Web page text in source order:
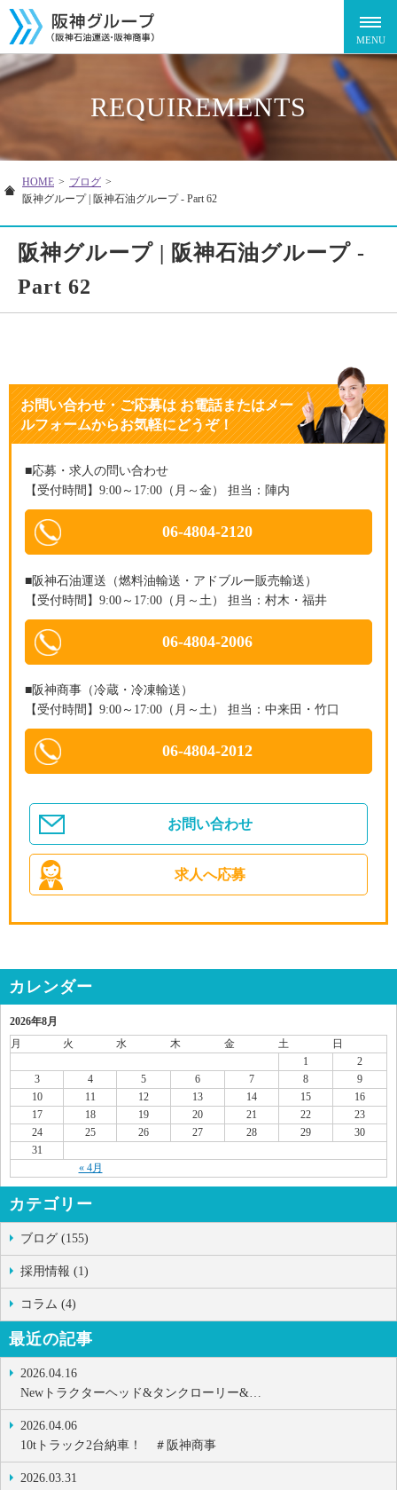
REQUIREMENTS
HOME > ブログ >
阪神グループ | 阪神石油グループ - Part 62
阪神グループ | 阪神石油グループ -
Part 62
お問い合わせ・ご応募はお電話またはメー
ルフォームからお気軽にどうぞ！
■応募・求人の問い合わせ
【受付時間】9:00～17:00（月～金） 担当：陣内
06-4804-2120
■阪神石油運送（燃料油輸送・アドブルー販売輸送）
【受付時間】9:00～17:00（月～土） 担当：村木・福井
06-4804-2006
■阪神商事（冷蔵・冷凍輸送）
【受付時間】9:00～17:00（月～土） 担当：中来田・竹口
06-4804-2012
お問い合わせ
求人へ応募
カレンダー
2026年8月
月
火 水 木 金 土 日
« 4月
1
2
3
4 5 6 7 8
9
10
11 12 13 14 15
16
17
18 19 20 21 22
23
24
25 26 27 28 29
30
31
カテゴリー
ブログ (155)
採用情報 (1)
コラム (4)
最近の記事
2026.04.16
Newトラクターヘッド&タンクローリー&…
2026.04.06
10tトラック2台納車！ ＃阪神商事
2026.03.31